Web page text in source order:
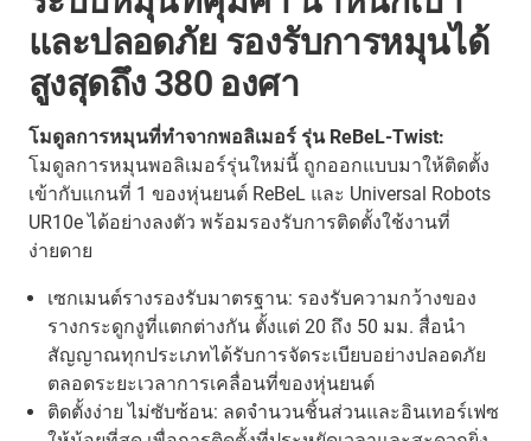
และปลอดภัย รองรับการหมุนได้
สูงสุดถึง 380 องศา
โมดูลการหมุนที่ทำจากพอลิเมอร์ รุ่น ReBeL-Twist:
โมดูลการหมุนพอลิเมอร์รุ่นใหม่นี้ ถูกออกแบบมาให้ติดตั้ง
เข้ากับแกนที่ 1 ของหุ่นยนต์ ReBeL และ Universal Robots
UR10e ได้อย่างลงตัว พร้อมรองรับการติดตั้งใช้งานที่
ง่ายดาย
เซกเมนต์รางรองรับมาตรฐาน: รองรับความกว้างของ
รางกระดูกงูที่แตกต่างกัน ตั้งแต่ 20 ถึง 50 มม. สื่อนำ
สัญญาณทุกประเภทได้รับการจัดระเบียบอย่างปลอดภัย
ตลอดระยะเวลาการเคลื่อนที่ของหุ่นยนต์
ติดตั้งง่าย ไม่ซับซ้อน: ลดจำนวนชิ้นส่วนและอินเทอร์เฟซ